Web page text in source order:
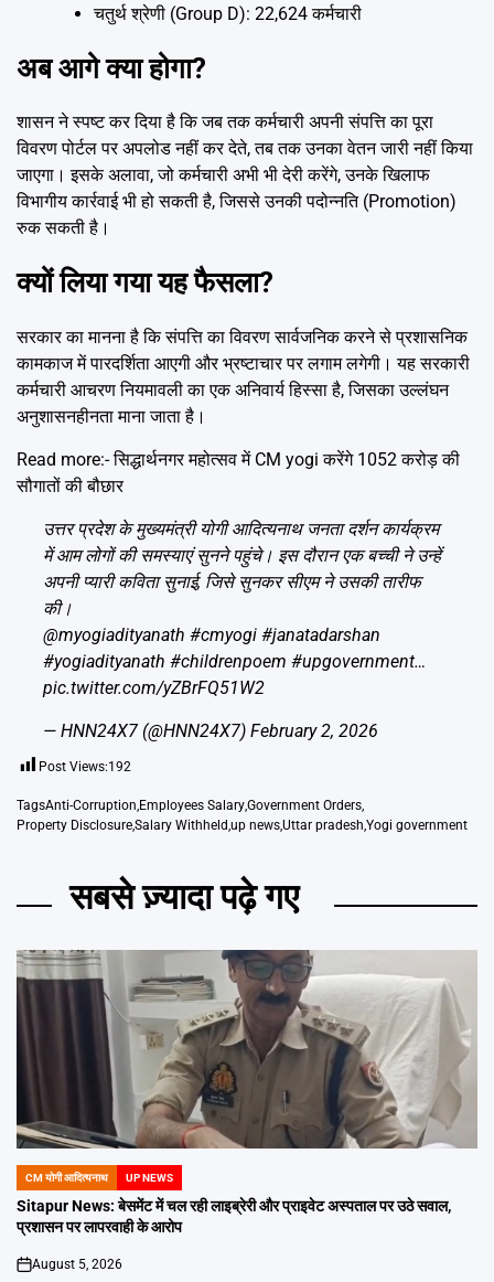
चतुर्थ श्रेणी (Group D): 22,624 कर्मचारी
अब आगे क्या होगा?
शासन ने स्पष्ट कर दिया है कि जब तक कर्मचारी अपनी संपत्ति का पूरा
विवरण पोर्टल पर अपलोड नहीं कर देते, तब तक उनका वेतन जारी नहीं किया
जाएगा। इसके अलावा, जो कर्मचारी अभी भी देरी करेंगे, उनके खिलाफ
विभागीय कार्रवाई भी हो सकती है, जिससे उनकी पदोन्नति (Promotion)
रुक सकती है।
क्यों लिया गया यह फैसला?
सरकार का मानना है कि संपत्ति का विवरण सार्वजनिक करने से प्रशासनिक
कामकाज में पारदर्शिता आएगी और भ्रष्टाचार पर लगाम लगेगी। यह सरकारी
कर्मचारी आचरण नियमावली का एक अनिवार्य हिस्सा है, जिसका उल्लंघन
अनुशासनहीनता माना जाता है।
Read more:-सिद्धार्थनगर महोत्सव में CM yogi करेंगे 1052 करोड़ की
सौगातों की बौछार
उत्तर प्रदेश के मुख्यमंत्री योगी आदित्यनाथ जनता दर्शन कार्यक्रम
में आम लोगों की समस्याएं सुनने पहुंचे। इस दौरान एक बच्ची ने उन्हें
अपनी प्यारी कविता सुनाई, जिसे सुनकर सीएम ने उसकी तारीफ
की।
@myogiadityanath #cmyogi #janatadarshan
#yogiadityanath #childrenpoem #upgovernment…
pic.twitter.com/yZBrFQ51W2
— HNN24X7 (@HNN24X7) February 2, 2026
Post Views:192
TagsAnti-Corruption Employees SalaryGovernment Orders
Property DisclosureSalary Withheld up newsUttar pradesh Yogi government
सबसे ज़्यादा पढ़े गए
POSTED
IN
CM योगी आदित्यनाथ UP NEWS
Sitapur News: बेसमेंट में चल रही लाइब्रेरी और प्राइवेट अस्पताल पर उठे सवाल,
प्रशासन पर लापरवाही के आरोप
on
August 5, 2026